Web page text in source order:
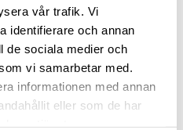
vår trafik. Vi
identifierare och annan
de sociala medier och
vi samarbetar med.
informationen med annan
eller som de har
policy
FORKLIFTS
4-5 ton